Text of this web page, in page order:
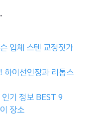
입체 스텐 교정젓가
하이선인장과 리톱스
기 정보 BEST 9
장소